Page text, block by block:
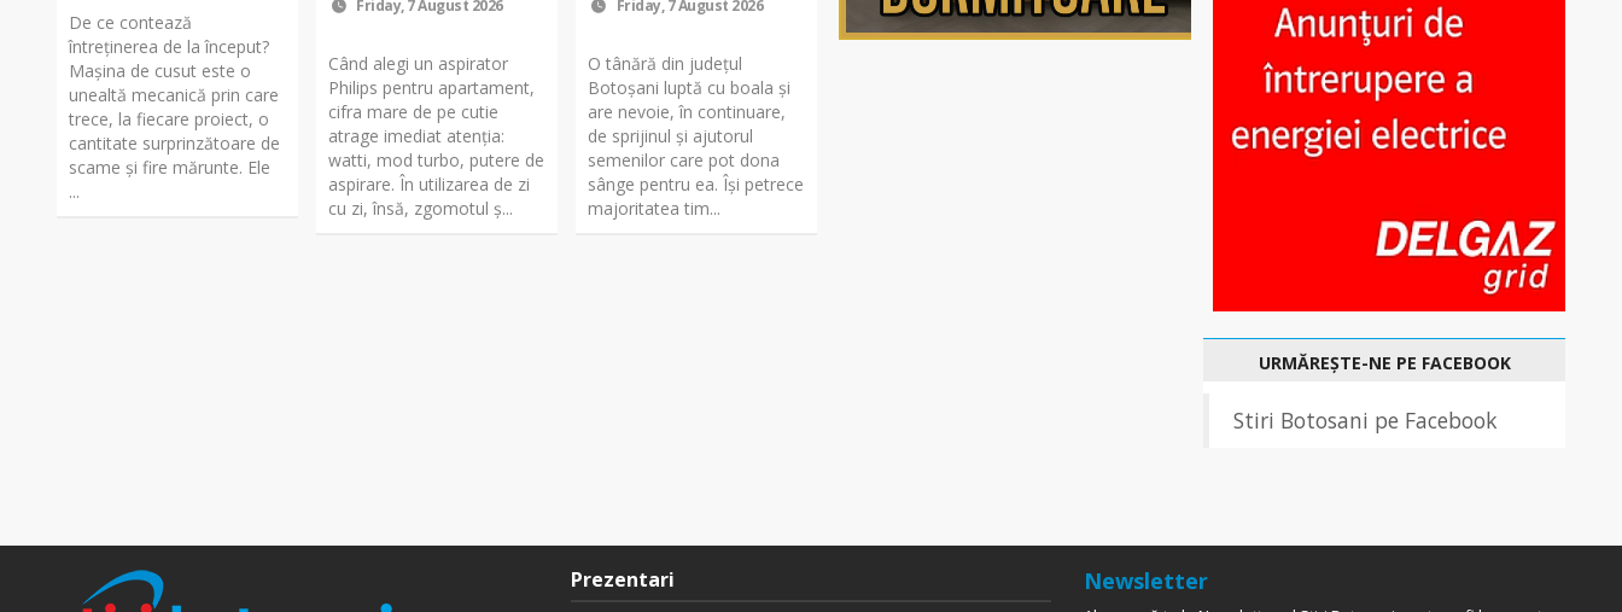
De ce contează
întreținerea de la început?
Mașina de cusut este o
unealtă mecanică prin care
trece, la fiecare proiect, o
cantitate surprinzătoare de
scame și fire mărunte. Ele
...
Friday, 7 August 2026
Când alegi un aspirator
Philips pentru apartament,
cifra mare de pe cutie
atrage imediat atenția:
watti, mod turbo, putere de
aspirare. În utilizarea de zi
cu zi, însă, zgomotul ș...
Friday, 7 August 2026
O tânără din județul
Botoșani luptă cu boala și
are nevoie, în continuare,
de sprijinul și ajutorul
semenilor care pot dona
sânge pentru ea. Își petrece
majoritatea tim...
URMĂREȘTE-NE PE FACEBOOK
Stiri Botosani pe Facebook
Prezentari Newsletter